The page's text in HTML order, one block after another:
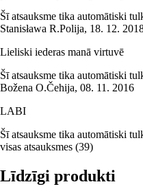
Šī atsauksme tika automātiski
Stanisława R.Polija, 18. 12.
Lieliski iederas manā virtuvē
Šī atsauksme tika automātiski
Božena O.Čehija, 08. 11. 2016
LABI
Šī atsauksme tika automātiski
visas atsauksmes (39)
Līdzīgi produkti